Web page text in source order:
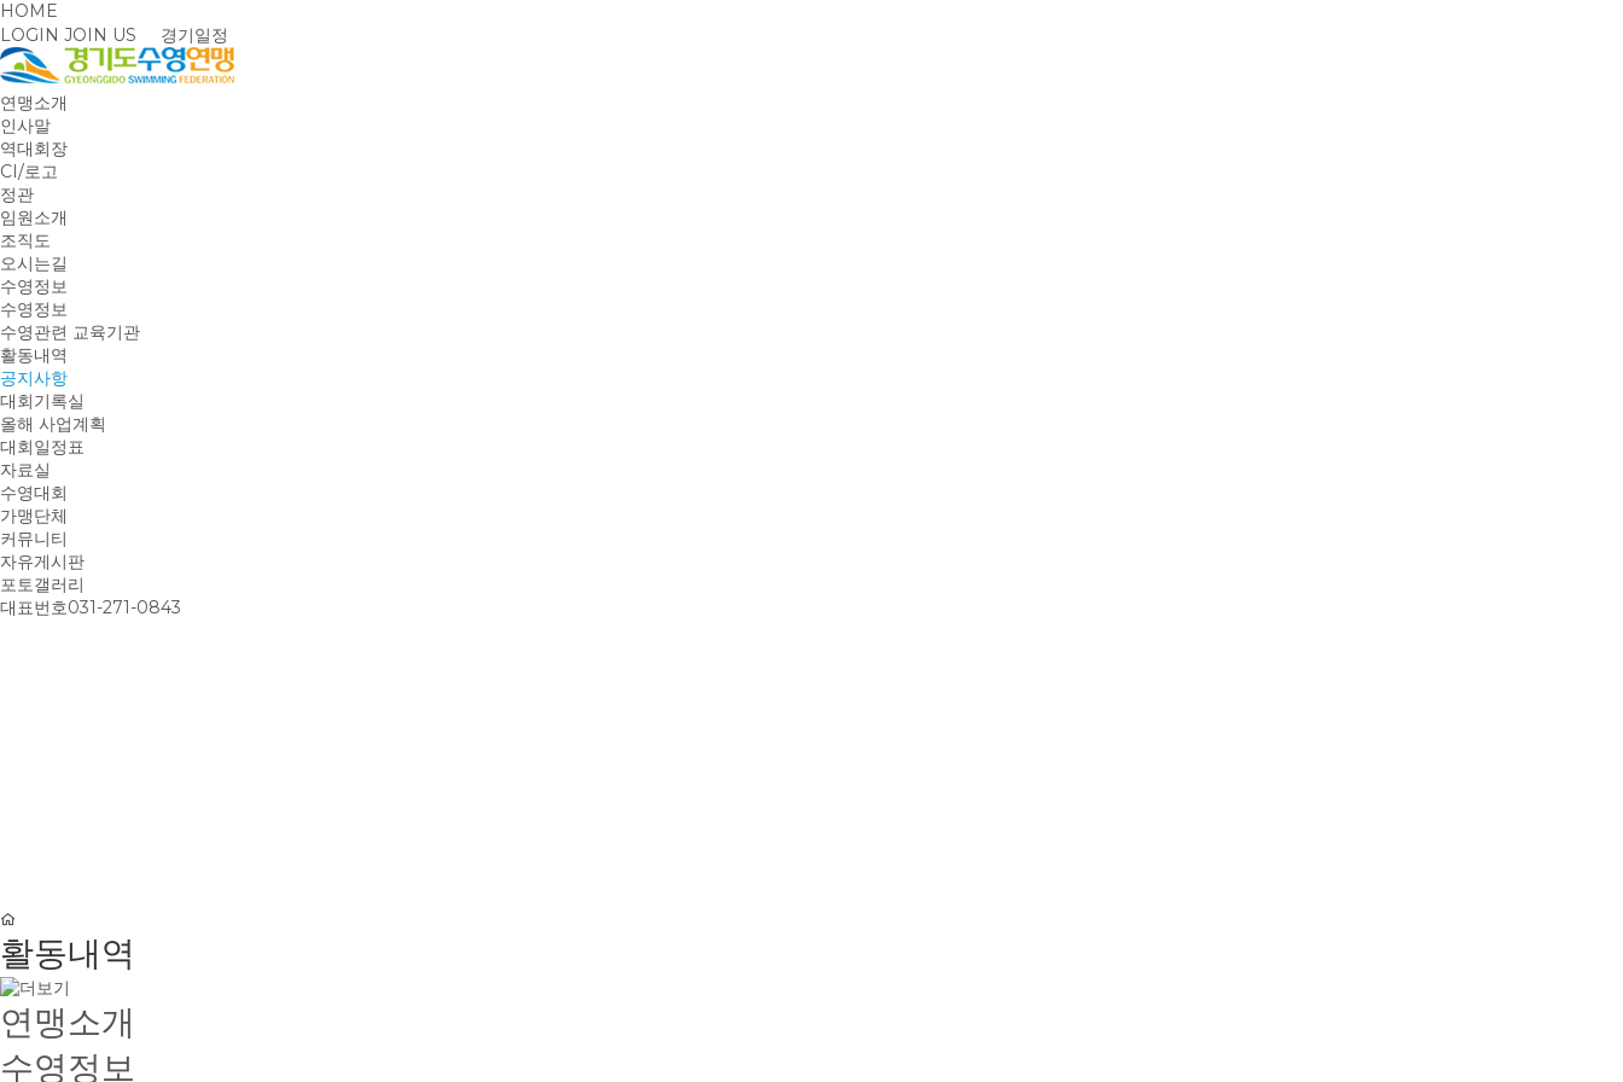
HOME
LOGIN JOIN US 경기일정
연맹소개
인사말
역대회장
CI/로고
정관
임원소개
조직도
오시는길
수영정보
수영정보
수영관련 교육기관
활동내역
공지사항
대회기록실
올해 사업계획
대회일정표
자료실
수영대회
가맹단체
커뮤니티
자유게시판
포토갤러리
대표번호031-271-0843
활동내역
연맹소개
수영정보